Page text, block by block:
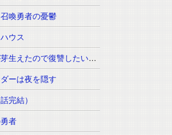
喚勇者の憂鬱
ウス
スキルが芽生えたので復讐したいと思います
ーは夜を隠す
完結）
者